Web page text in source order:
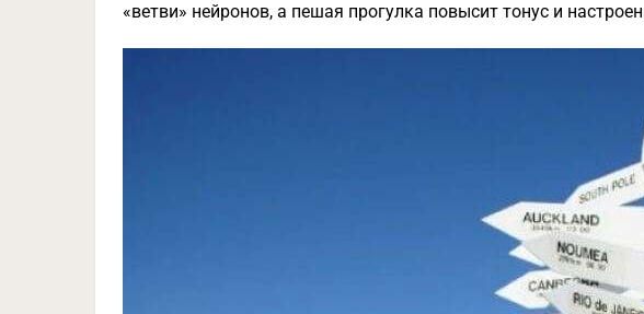
«ветви» нейронов, а пешая прогулка повысит тонус и